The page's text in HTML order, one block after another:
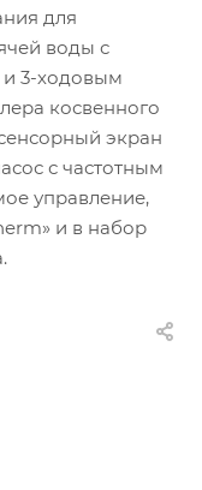
для
воды с
и 3-ходовым
косвенного
экран
с частотным
управление,
и в набор